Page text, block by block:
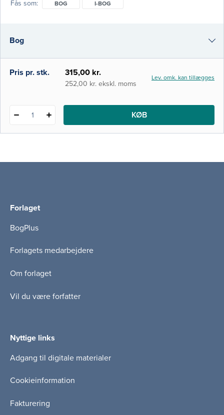
tilegnelsen af stoffet, blandt andet med en
medicinstudiet ved de danske universiteter
og dækker desuden de fr
Fås som BOG I-BOG
Bog
i-bog
Pris pr. stk. 315,00 kr.
252,00 kr. ekskl. moms
Lev. omk. kan tillægges
1 KØB
Forlaget
BogPlus
Forlagets medarbejdere
Om forlaget
Vil du være forfatter
Nyttige links
Adgang til digitale materialer
Cookieinformation
Fakturering